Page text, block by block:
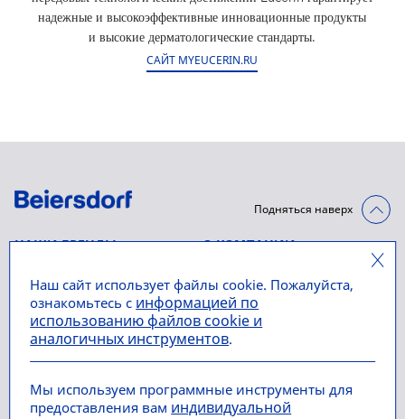
надежные и высокоэффективные инновационные продукты
и высокие дерматологические стандарты.
САЙТ MYEUCERIN.RU
Подняться наверх
НАШИ БРЕНДЫ
NIVEA
NIVEA MEN
Eucerin
О КОМПАНИИ
Использование файлов
cookies и аналогичных
инструментов
«Говорите. Нам не все
равно» — Платформа для
Информирования о
Наш сайт использует файлы cookie. Пожалуйста,
ознакомьтесь с информацией по
использованию файлов cookie и
аналогичных инструментов.
Мы используем программные инструменты для
предоставления вам индивидуальной